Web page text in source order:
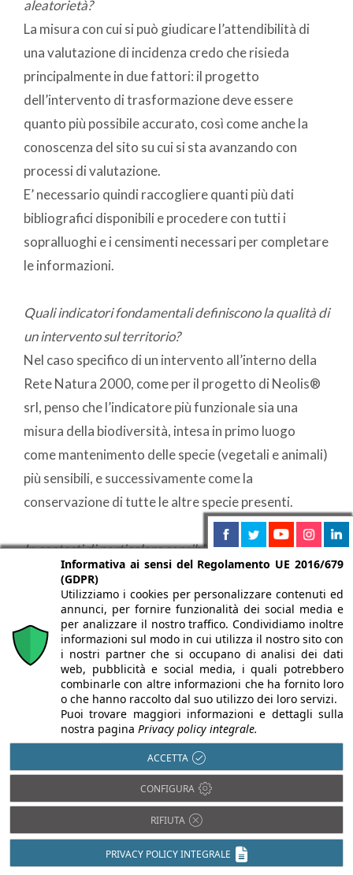
aleatorietà?
La misura con cui si può giudicare l’attendibilità di
una valutazione di incidenza credo che risieda
principalmente in due fattori: il progetto
dell’intervento di trasformazione deve essere
quanto più possibile accurato, così come anche la
conoscenza del sito su cui si sta avanzando con
processi di valutazione.
E’ necessario quindi raccogliere quanti più dati
bibliografici disponibili e procedere con tutti i
sopralluoghi e i censimenti necessari per completare
le informazioni.
Quali indicatori fondamentali definiscono la qualità di
un intervento sul territorio?
Nel caso specifico di un intervento all’interno della
Rete Natura 2000, come per il progetto di Neolis®
srl, penso che l’indicatore più funzionale sia una
misura della biodiversità, intesa in primo luogo
come mantenimento delle specie (vegetali e animali)
più sensibili, e successivamente come la
conservazione di tutte le altre specie presenti.
In contesti di particolare sensibilità, non sarebbe
corretto pretendere un monitoraggio permanente
dell’impatto degli interventi, come obbligatorio per
l’autorizzazione degli stessi?
Ritengo che il monitoraggio post-operam sia un
ottimo strumento, almeno per qualche anno
successivo alla conclusione degli interventi (non
necessariamente in modo permanente).
Bisognerebbe però avere il rigore scientifico e
politico di trovare soluzioni, anche impegnative dal
punto di vista progettuale, per poter fare un passo
indietro nel caso venissero sollevati impatti
dimostrati dai monitoraggi.
In caso contrario il monitoraggio sarebbe un inutile
Informativa ai sensi del Regolamento UE 2016/679
(GDPR)
Utilizziamo i cookies per personalizzare contenuti ed
annunci, per fornire funzionalità dei social media e
per analizzare il nostro traffico. Condividiamo inoltre
informazioni sul modo in cui utilizza il nostro sito con
i nostri partner che si occupano di analisi dei dati
web, pubblicità e social media, i quali potrebbero
combinarle con altre informazioni che ha fornito loro
o che hanno raccolto dal suo utilizzo dei loro servizi.
Puoi trovare maggiori informazioni e dettagli sulla
nostra pagina Privacy policy integrale.
ACCETTA
CONFIGURA
RIFIUTA
PRIVACY POLICY INTEGRALE